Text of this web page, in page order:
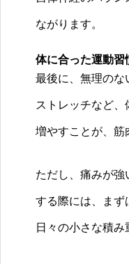
ながります。
体に合った運動習
最後に、無理のな
ストレッチなど
増やすことが、筋
ただし、痛みが
する際には、まず
日々の小さな積